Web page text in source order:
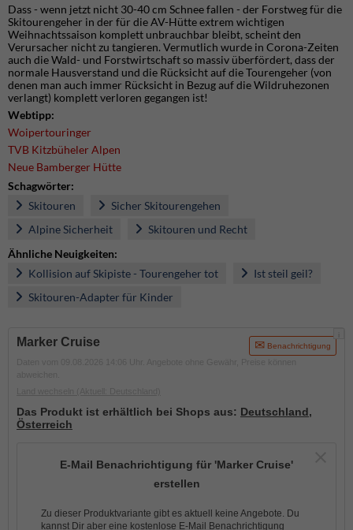
Dass - wenn jetzt nicht 30-40 cm Schnee fallen - der Forstweg für die
Skitourengeher in der für die AV-Hütte extrem wichtigen
Weihnachtssaison komplett unbrauchbar bleibt, scheint den
Verursacher nicht zu tangieren. Vermutlich wurde in Corona-Zeiten
auch die Wald- und Forstwirtschaft so massiv überfördert, dass der
normale Hausverstand und die Rücksicht auf die Tourengeher (von
denen man auch immer Rücksicht in Bezug auf die Wildruhezonen
verlangt) komplett verloren gegangen ist!
Webtipp:
Woipertouringer
TVB Kitzbüheler Alpen
Neue Bamberger Hütte
Schagwörter:
Skitouren
Sicher Skitourengehen
Alpine Sicherheit
Skitouren und Recht
Ähnliche Neuigkeiten:
Kollision auf Skipiste - Tourengeher tot
Ist steil geil?
Skitouren-Adapter für Kinder
Marker Cruise Benachrichtigung
Das Produkt ist erhältlich bei Shops aus: Deutschland,
Österreich
E-Mail Benachrichtigung für 'Marker Cruise'
erstellen
Zu dieser Produktvariante gibt es aktuell keine Angebote. Du
kannst Dir aber eine kostenlose E-Mail Benachrichtigung